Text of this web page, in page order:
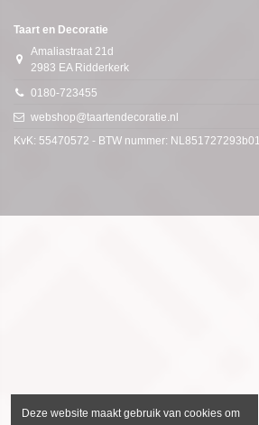
Taart en Decoratie
Amaliastraat 21d
2983 EA Ridderkerk
0180-723455
webshop@taartendecoratie.nl
KvK: 55470572 - BTW nummer: NL851727293b01
Deze website maakt gebruik van cookies om